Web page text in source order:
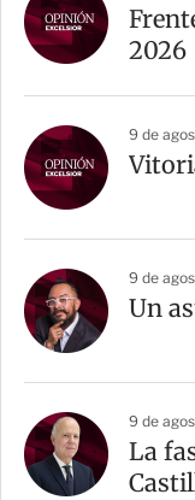
2026
9 de
9 de
Un
9 de
La